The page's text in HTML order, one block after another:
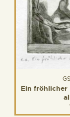
Ein fröhlicher